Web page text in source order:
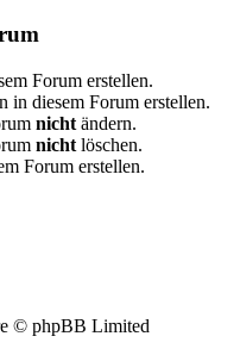
Forum erstellen.
in diesem Forum erstellen.
nicht ändern.
nicht löschen.
Forum erstellen.
© phpBB Limited